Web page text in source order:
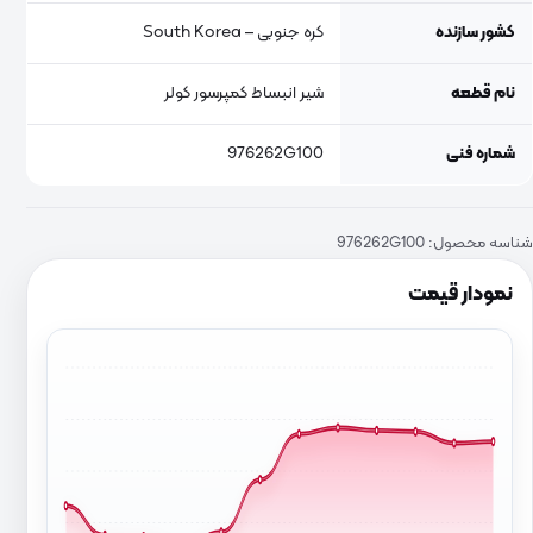
نمودار قیمت
کشور سازنده کره جنوبی – South Korea
نام قطعه شیر انبساط کمپرسور کولر
شماره فنی 976262G100
شناسه محصول: 976262G100